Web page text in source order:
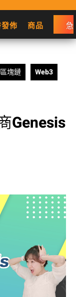
佈 商品 急
區塊鏈 Web3
Genesis